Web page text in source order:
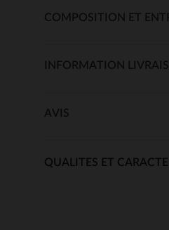
COMPOSITION ET
INFORMATION
AVIS
QUALITES ET